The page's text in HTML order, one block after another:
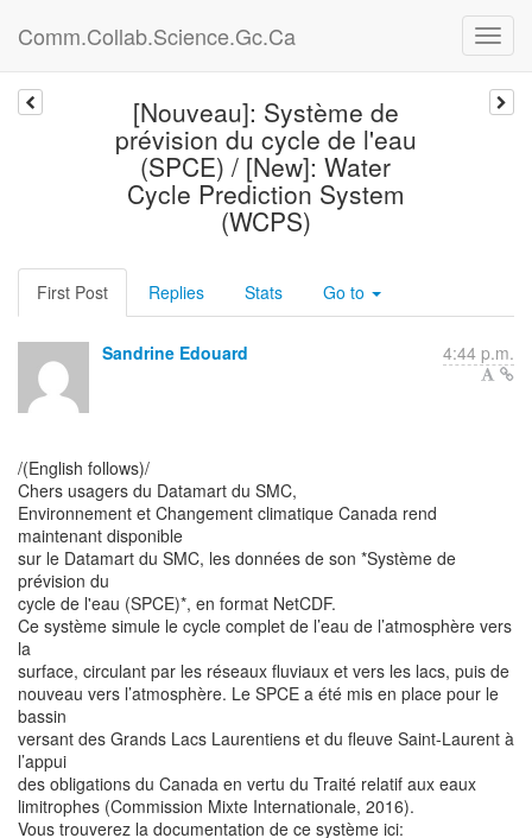
Comm.Collab.Science.Gc.Ca
[Nouveau]: Système de
prévision du cycle de l'eau
(SPCE) / [New]: Water
Cycle Prediction System
(WCPS)
First Post Replies Stats Go to
Sandrine Edouard 4:44 p.m.
/(English follows)/
Chers usagers du Datamart du SMC,
Environnement et Changement climatique Canada rend
maintenant disponible
sur le Datamart du SMC, les données de son *Système de
prévision du
cycle de l'eau (SPCE)*, en format NetCDF.
Ce système simule le cycle complet de l’eau de l’atmosphère vers
la
surface, circulant par les réseaux fluviaux et vers les lacs, puis de
nouveau vers l’atmosphère. Le SPCE a été mis en place pour le
bassin
versant des Grands Lacs Laurentiens et du fleuve Saint-Laurent à
l’appui
des obligations du Canada en vertu du Traité relatif aux eaux
limitrophes (Commission Mixte Internationale, 2016).